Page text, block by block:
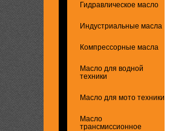
Гидравлическое масло
Индустриальные масла
Компрессорные масла
Масло для водной
техники
Масло для мото техники
Масло
трансмиссионное